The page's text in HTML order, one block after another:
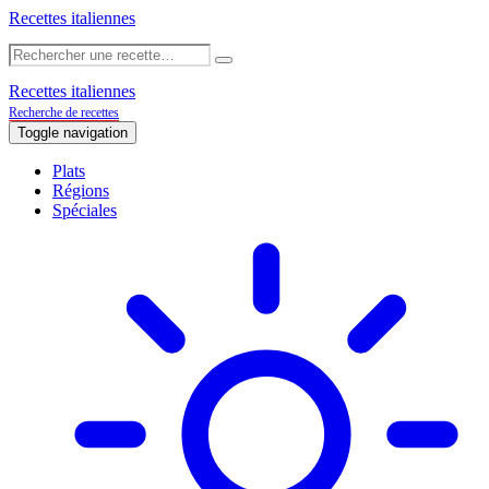
Recettes italiennes
Recettes italiennes
Recherche de recettes
Toggle navigation
Plats
Régions
Spéciales